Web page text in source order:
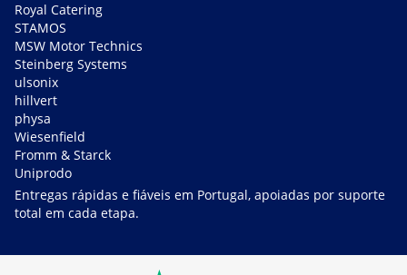
Royal Catering
STAMOS
MSW Motor Technics
Steinberg Systems
ulsonix
hillvert
physa
Wiesenfield
Fromm & Starck
Uniprodo
Entregas rápidas e fiáveis em Portugal, apoiadas por suporte
total em cada etapa.